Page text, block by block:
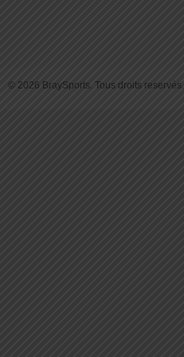
© 2026 BraySports. Tous droits reservés.